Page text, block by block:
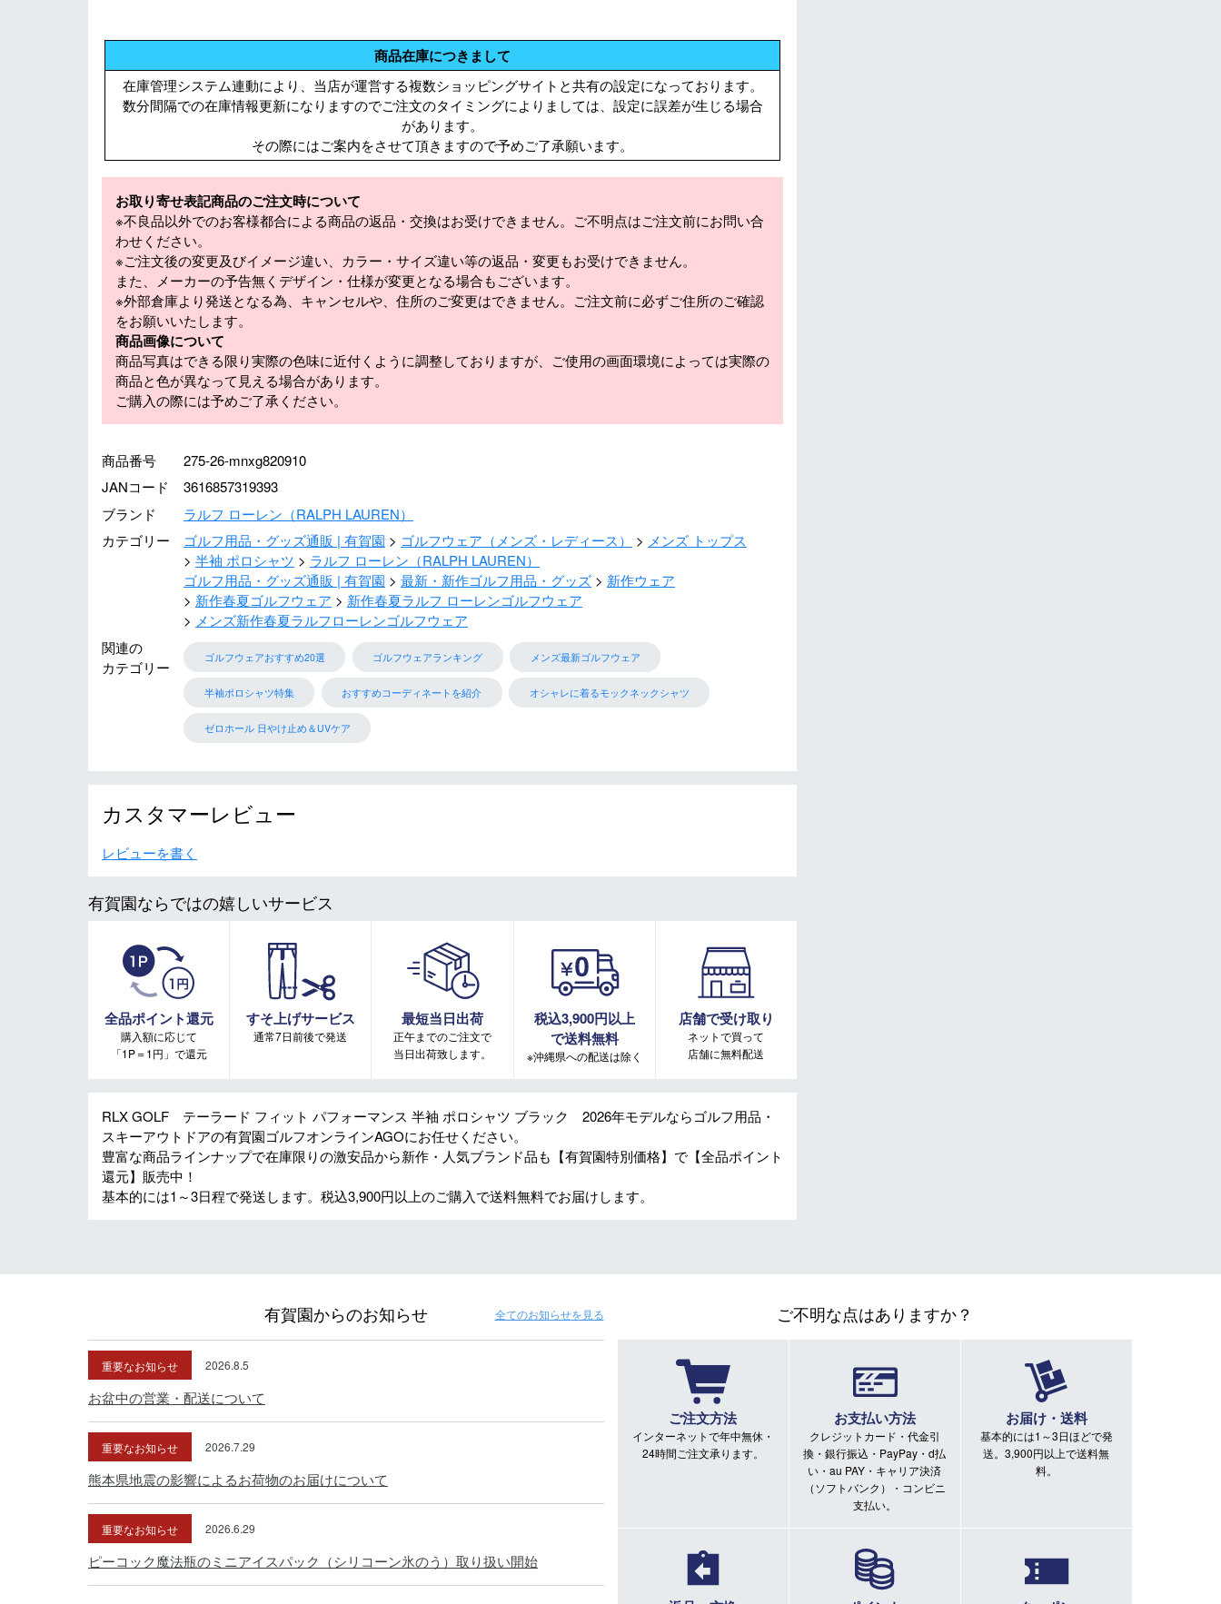
商品在庫につきまして
在庫管理システム連動により、当店が運営する複数ショッピングサイトと共有の設定になっております。
数分間隔での在庫情報更新になりますのでご注文のタイミングによりましては、設定に誤差が生じる場合
があります。
その際にはご案内をさせて頂きますので予めご了承願います。
お取り寄せ表記商品のご注文時について
※不良品以外でのお客様都合による商品の返品・交換はお受けできません。ご不明点はご注文前にお問い合
わせください。
※ご注文後の変更及びイメージ違い、カラー・サイズ違い等の返品・変更もお受けできません。
また、メーカーの予告無くデザイン・仕様が変更となる場合もございます。
※外部倉庫より発送となる為、キャンセルや、住所のご変更はできません。ご注文前に必ずご住所のご確認
をお願いいたします。
商品画像について
商品写真はできる限り実際の色味に近付くように調整しておりますが、ご使用の画面環境によっては実際の
商品と色が異なって見える場合があります。
ご購入の際には予めご了承ください。
商品番号
275-26-mnxg820910
JANコード
3616857319393
ブランド
ラルフ ローレン（RALPH LAUREN）
カテゴリー
ゴルフ用品・グッズ通販 | 有賀園 ゴルフウェア（メンズ・レディース）
メンズ トップス
半袖 ポロシャツ
ラルフ ローレン（RALPH LAUREN）
ゴルフ用品・グッズ通販 | 有賀園
最新・新作ゴルフ用品・グッズ
新作ウェア
新作春夏ゴルフウェア
新作春夏ラルフ ローレンゴルフウェア
メンズ新作春夏ラルフローレンゴルフウェア
関連の
カテゴリー
ゴルフウェアおすすめ20選 ゴルフウェアランキング メンズ最新ゴルフウェア
半袖ポロシャツ特集 おすすめコーディネートを紹介 オシャレに着るモックネックシャツ
ゼロホール 日やけ止め＆UVケア
カスタマーレビュー
レビューを書く
有賀園ならではの嬉しいサービス
全品ポイント還元
購入額に応じて
「1P＝1円」で還元
すそ上げサービス
通常7日前後で発送
最短当日出荷
正午までのご注文で
当日出荷致します。
税込3,900円以上
で送料無料
※沖縄県への配送は除く
店舗で受け取り
ネットで買って
店舗に無料配送
RLX GOLF テーラード フィット パフォーマンス 半袖 ポロシャツ ブラック 2026年モデルならゴルフ用品・
スキーアウトドアの有賀園ゴルフオンラインAGOにお任せください。
豊富な商品ラインナップで在庫限りの激安品から新作・人気ブランド品も【有賀園特別価格】で【全品ポイント
還元】販売中！
基本的には1～3日程で発送します。税込3,900円以上のご購入で送料無料でお届けします。
有賀園からのお知らせ 全てのお知らせを見る
重要なお知らせ 2026.8.5
お盆中の営業・配送について
重要なお知らせ 2026.7.29
熊本県地震の影響によるお荷物のお届けについて
重要なお知らせ 2026.6.29
ピーコック魔法瓶のミニアイスパック（シリコーン氷のう）取り扱い開始
ご不明な点はありますか？
ご注文方法
インターネットで年中無休・
24時間ご注文承ります。
お支払い方法
クレジットカード・代金引
換・銀行振込・PayPay・d払
い・au PAY・キャリア決済
（ソフトバンク）・コンビニ
支払い。
お届け・送料
基本的には1～3日ほどで発
送。3,900円以上で送料無
料。